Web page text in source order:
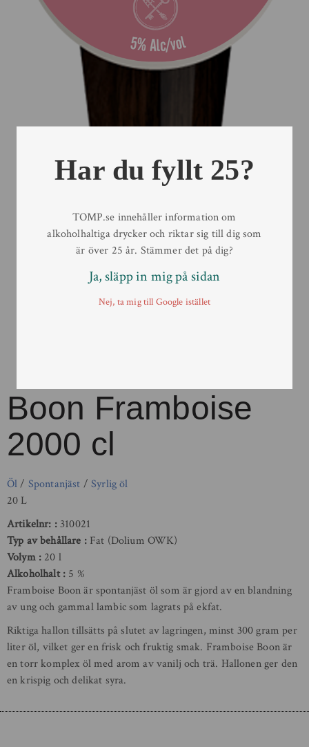
Boon Framboise
2000 cl
Öl/ Spontanjäst /Syrlig öl
20 L
Artikelnr:
310021
Typ av behållare
Fat (Dolium OWK)
Volym
20 l
Alkoholhalt
5 %
Framboise Boon är spontanjäst öl som är gjord av en blandning
av ung och gammal lambic som lagrats på ekfat.
Riktiga hallon tillsätts på slutet av lagringen, minst 300 gram per
liter öl, vilket ger en frisk och fruktig smak. Framboise Boon är
en torr komplex öl med arom av vanilj och trä. Hallonen ger den
en krispig och delikat syra.
Har du fyllt 25?
TOMP.se innehåller information om
alkoholhaltiga drycker och riktar sig till dig som
är över 25 år. Stämmer det på dig?
Ja, släpp in mig på sidan
Nej, ta mig till Google istället